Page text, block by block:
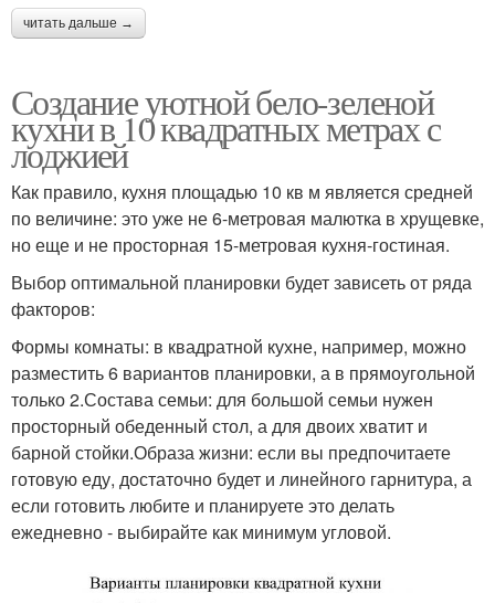
читать дальше →
Создание уютной бело-зеленой
кухни в 10 квадратных метрах с
лоджией
Как правило, кухня площадью 10 кв м является средней
по величине: это уже не 6-метровая малютка в хрущевке,
но еще и не просторная 15-метровая кухня-гостиная.
Выбор оптимальной планировки будет зависеть от ряда
факторов:
Формы комнаты: в квадратной кухне, например, можно
разместить 6 вариантов планировки, а в прямоугольной
только 2.Состава семьи: для большой семьи нужен
просторный обеденный стол, а для двоих хватит и
барной стойки.Образа жизни: если вы предпочитаете
готовую еду, достаточно будет и линейного гарнитура, а
если готовить любите и планируете это делать
ежедневно - выбирайте как минимум угловой.